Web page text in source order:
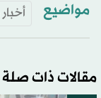
مواضيع
مقالات ذات صلة